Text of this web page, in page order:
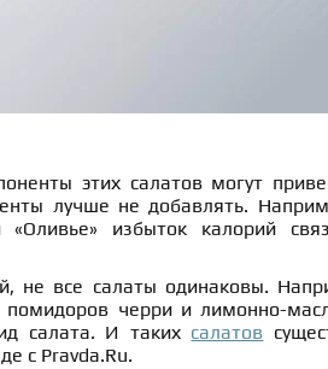
этих салатов могут
лучше не добавлять.
избыток калорий
не все салаты одинаковы.
помидоров черри и лимонно-
салата. И таких салатов
с Pravda.Ru.